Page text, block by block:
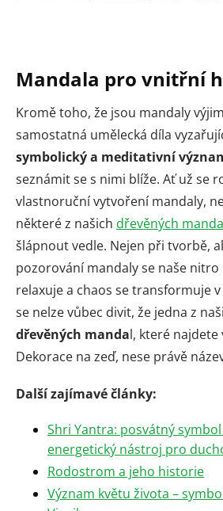
Mandala pro vnitřní
Kromě toho, že jsou mandaly
samostatná umělecká díla
symbolický a meditativní
seznámit se s nimi blíže. Ať už se
vlastnoruční vytvoření mandaly,
některé z našich dřevěných
šlápnout vedle. Nejen při tvorbě,
pozorování mandaly se naše nitro
relaxuje a chaos se transformuje
se nelze vůbec divit, že jedna z
dřevěných mandal, které najdete
Dekorace na zeď, nese právě
Další zajímavé články:
Shri Yantra: posvátný
energetický nástroj pro
Rodostrom a jeho historie
Význam květu života –